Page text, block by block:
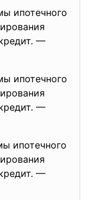
ипотечного
—
ипотечного
—
ипотечного
—